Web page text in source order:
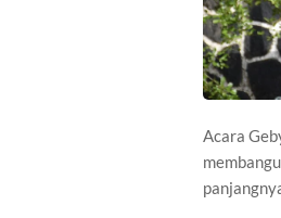
Acara